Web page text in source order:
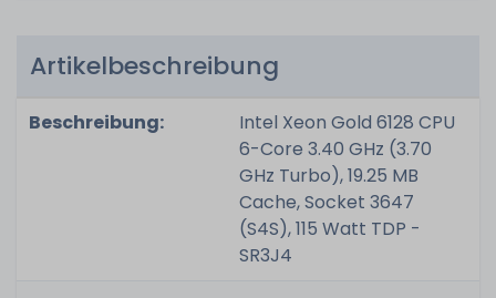
Artikelbeschreibung
Beschreibung:
Intel Xeon Gold 6128 CPU
6-Core 3.40 GHz (3.70
GHz Turbo), 19.25 MB
Cache, Socket 3647
(S4S), 115 Watt TDP -
SR3J4